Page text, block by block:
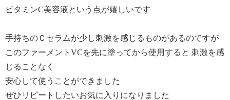
ビタミンC美容液という点が嬉しいです
手持ちのＣセラムが少し刺激を感じるものがあるのですが
このファーメントVCを先に塗ってから使用すると 刺激を感
じることなく
安心して使うことができました
ぜひリピートしたいお気に入りになりました